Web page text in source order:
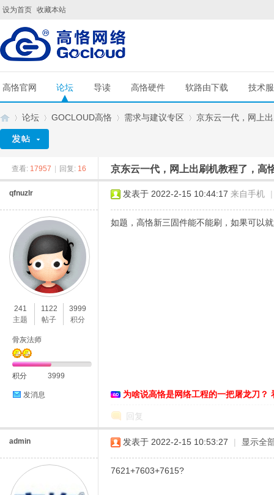
设为首页 收藏本站
高恪官网 论坛 导读 高恪硬件 软路由下载 技术
»
论坛
›
GOCLOUD高恪
›
需求与建议专区
›
京东云一代，网上
查看: 17957 回复: 16 京东云一代，网上出刷机教程了，高
qfnuzlr
241
主题
1122
帖子
3999
积分
骨灰法师
积分 3999
发消息
发表于 2022-2-15 10:44:17 来自手机 |
如题，高恪新三固件能不能刷，如果可以
为啥说高恪是网络工程的一把屠龙刀？
回复
admin 发表于 2022-2-15 10:53:27 | 显示全
7621+7603+7615?